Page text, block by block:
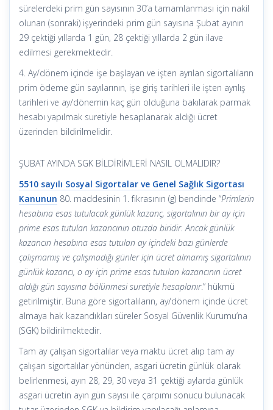
sürelerdeki prim gün sayısının 30’a tamamlanması için nakil
olunan (sonraki) işyerindeki prim gün sayısına Şubat ayının
29 çektiği yıllarda 1 gün, 28 çektiği yıllarda 2 gün ilave
edilmesi gerekmektedir.
4. Ay/dönem içinde işe başlayan ve işten ayrılan sigortalıların
prim ödeme gün sayılarının, işe giriş tarihleri ile işten ayrılış
tarihleri ve ay/dönemin kaç gün olduğuna bakılarak parmak
hesabı yapılmak suretiyle hesaplanarak aldığı ücret
üzerinden bildirilmelidir.
ŞUBAT AYINDA SGK BİLDİRİMLERİ NASIL OLMALIDIR?
5510 sayılı Sosyal Sigortalar ve Genel Sağlık Sigortası
Kanunun 80. maddesinin 1. fıkrasının (g) bendinde “Primlerin
hesabına esas tutulacak günlük kazanç, sigortalının bir ay için
prime esas tutulan kazancının otuzda biridir. Ancak günlük
kazancın hesabına esas tutulan ay içindeki bazı günlerde
çalışmamış ve çalışmadığı günler için ücret almamış sigortalının
günlük kazancı, o ay için prime esas tutulan kazancının ücret
aldığı gün sayısına bölünmesi suretiyle hesaplanır.” hükmü
getirilmiştir. Buna göre sigortalıların, ay/dönem içinde ücret
almaya hak kazandıkları süreler Sosyal Güvenlik Kurumu’na
(SGK) bildirilmektedir.
Tam ay çalışan sigortalılar veya maktu ücret alıp tam ay
çalışan sigortalılar yönünden, asgari ücretin günlük olarak
belirlenmesi, ayın 28, 29, 30 veya 31 çektiği aylarda günlük
asgari ücretin ayın gün sayısı ile çarpımı sonucu bulunacak